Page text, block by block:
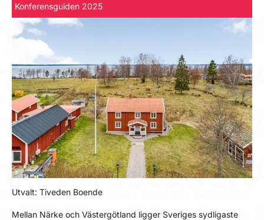
Konferensguiden 2025
Utvalt: Tiveden Boende
Mellan Närke och Västergötland ligger Sveriges sydligaste